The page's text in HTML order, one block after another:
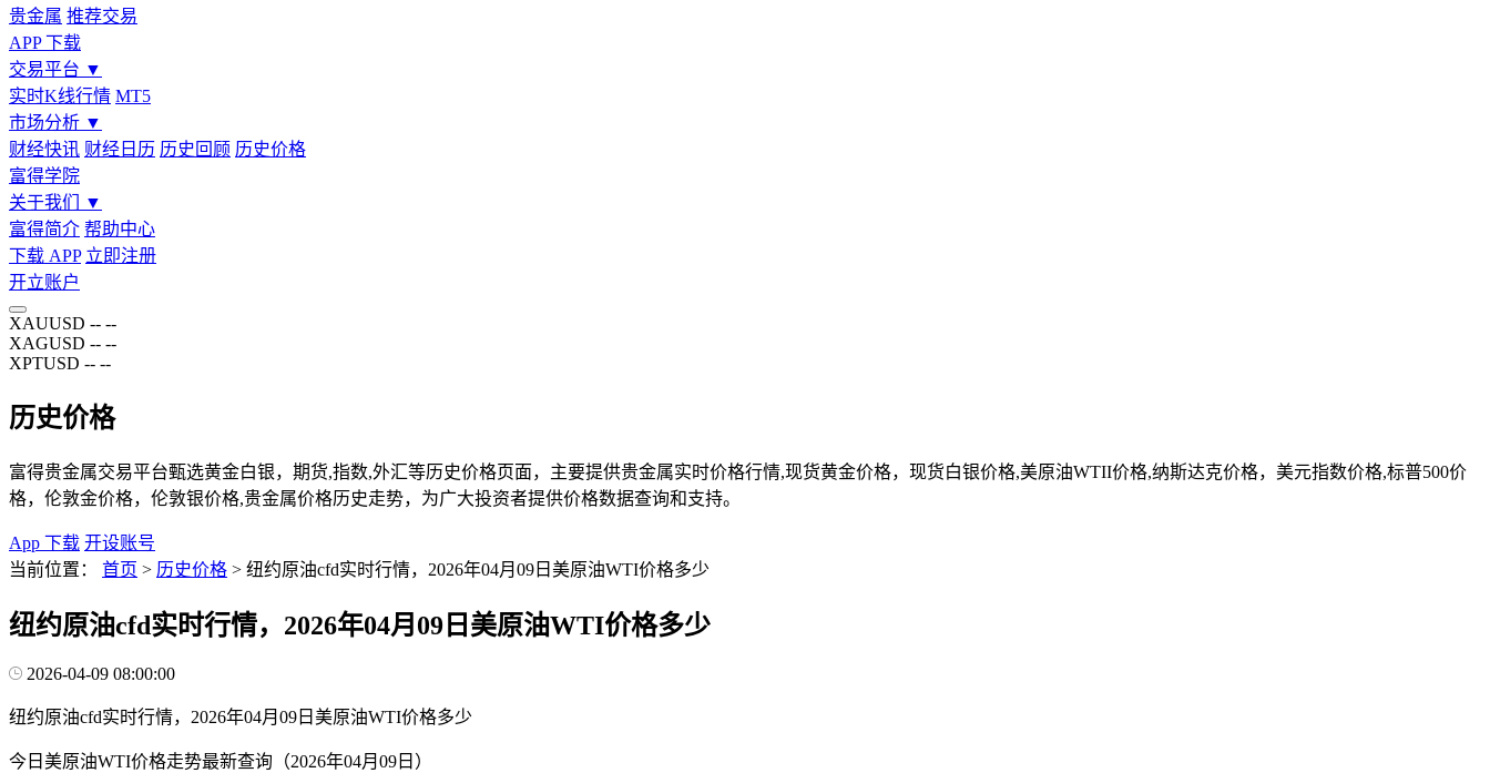
贵金属 推荐交易
APP 下载
交易平台 ▼
实时K线行情 MT5
市场分析 ▼
财经快讯 财经日历 历史回顾 历史价格
富得学院
关于我们
▼
富得简介 帮助中心
下载 APP 立即注册
开立账户
XAUUSD -- --
XAGUSD -- --
XPTUSD -- --
历史价格
富得贵金属交易平台甄选黄金白银，期货,指数,外汇等历史价格页面，主要提供贵金属实时价格行情,现货黄金价格，现货白银价格,美原油WTII价格,纳斯达克价格，美元指数价格,标普500价
格，伦敦金价格，伦敦银价格,贵金属价格历史走势，为广大投资者提供价格数据查询和支持。
App 下载 开设账号
当前位置：
首页 > 历史价格 > 纽约原油cfd实时行情，2026年04月09日美原油WTI价格多少
纽约原油cfd实时行情，2026年04月09日美原油WTI价格多少
2026-04-09 08:00:00
纽约原油cfd实时行情，2026年04月09日美原油WTI价格多少
今日美原油WTI价格走势最新查询（2026年04月09日）